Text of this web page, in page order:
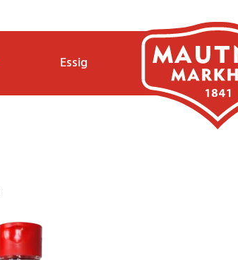
Essig